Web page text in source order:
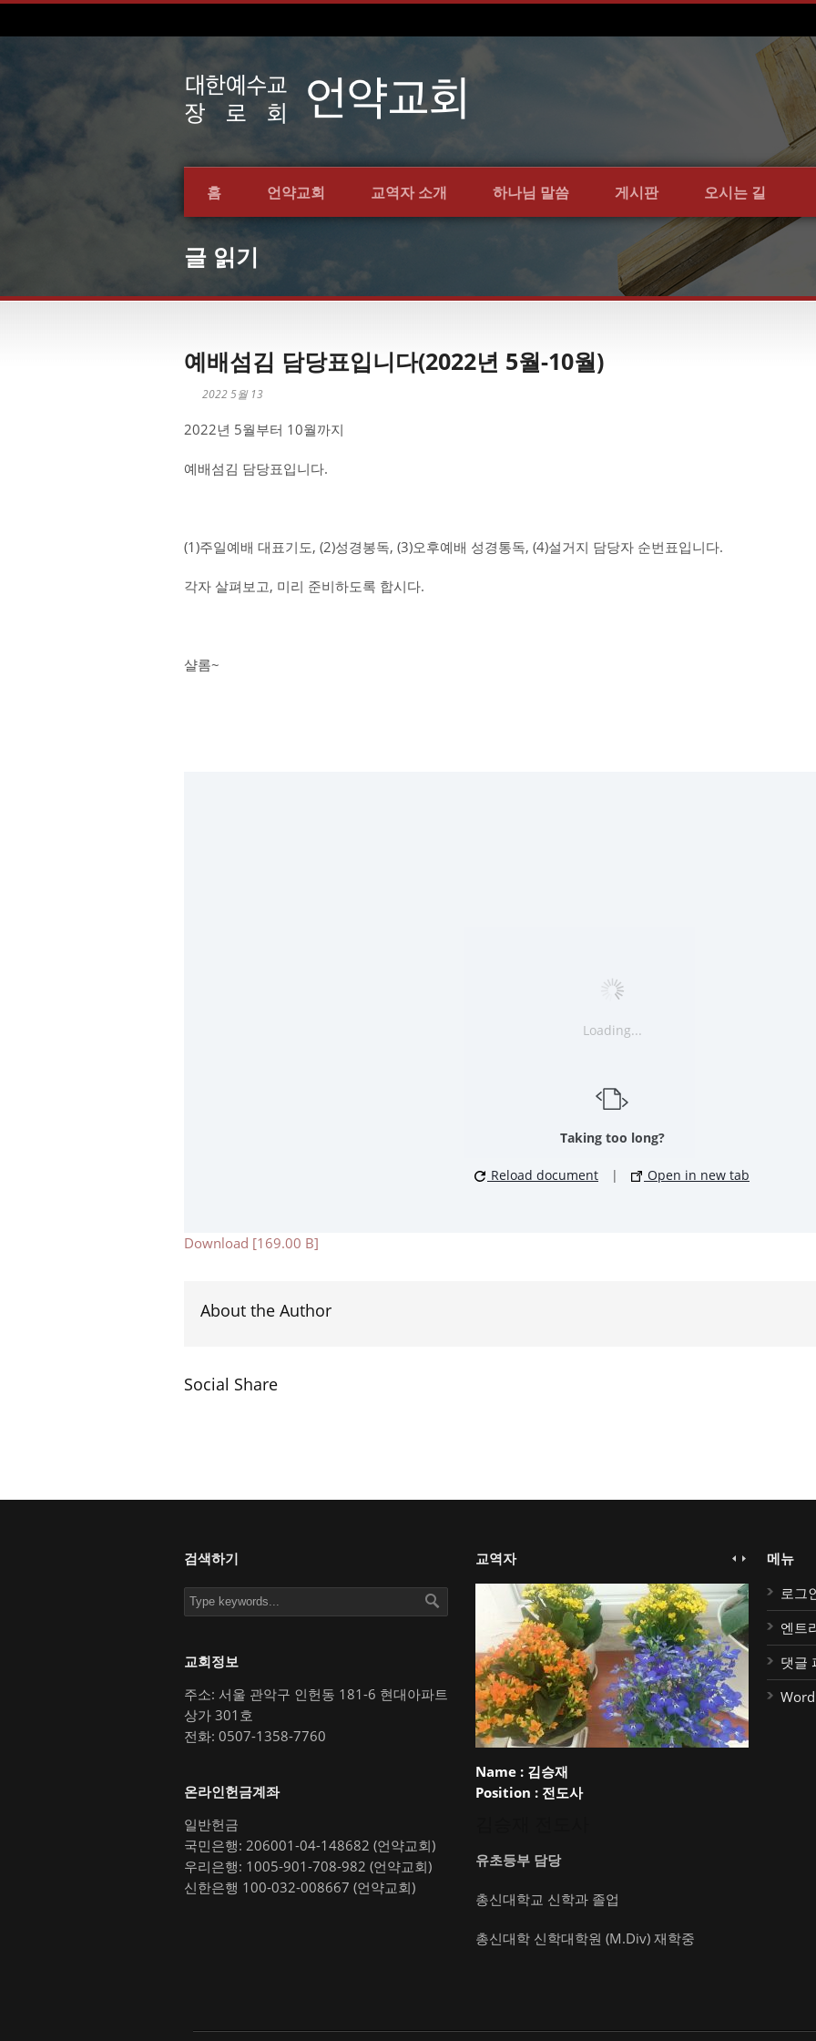
홈 언약교회 교역자 소개 하나님 말씀 게시판 오시는 길
글 읽기
예배섬김 담당표입니다(2022년 5월-10월)
2022 5월 13
2022년 5월부터 10월까지
예배섬김 담당표입니다.
(1)주일예배 대표기도, (2)성경봉독, (3)오후예배 성경통독, (4)설거지 담당자 순번표입니다.
각자 살펴보고, 미리 준비하도록 합시다.
샬롬~
Loading...
Taking too long?
Reload document | Open in new tab
Download [169.00 B]
About the Author
Social Share
검색하기
교회정보
주소: 서울 관악구 인헌동 181-6 현대아파트
상가 301호
전화: 0507-1358-7760
온라인헌금계좌
일반헌금
국민은행: 206001-04-148682 (언약교회)
우리은행: 1005-901-708-982 (언약교회)
신한은행 100-032-008667 (언약교회)
교역자
Name :김승재
Position :전도사
유초등부 담당
총신대학교 신학과 졸업
총신대학 신학대학원 (M.Div) 재학중
메뉴
로그
엔트
댓글